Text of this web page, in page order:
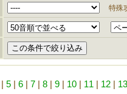
特殊
5 6 7 8 9 10 11 12
13